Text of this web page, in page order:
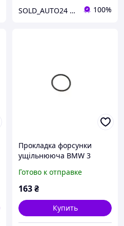
SOLD_AUTO24 (Автозапчасти) 100%
Прокладка форсунки
ущільнююча BMW 3
Golf IV -07 (кільце)
N90354101TD
Готово к отправке
163₴
Купить